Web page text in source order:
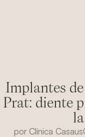
Implantes
Prat: diente
por Clínica Casaus